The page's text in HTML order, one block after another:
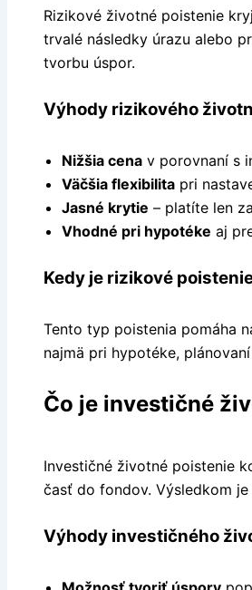
Rizikové životné poistenie
trvalé následky úrazu alebo
tvorbu úspor.
Výhody rizikového
Nižšia cena v porovnaní s
Väčšia flexibilita pri
Jasné krytie – platíte len
Vhodné pri hypotéke aj
Kedy je rizikové
Tento typ poistenia pomáha
najmä pri hypotéke,
Čo je investičné
Investičné životné poistenie
časť do fondov. Výsledkom
Výhody investičného